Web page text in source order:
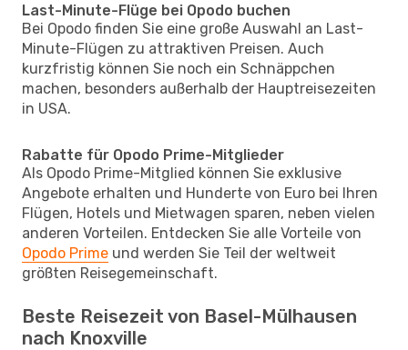
Last-Minute-Flüge bei Opodo buchen
Bei Opodo finden Sie eine große Auswahl an Last-
Minute-Flügen zu attraktiven Preisen. Auch
kurzfristig können Sie noch ein Schnäppchen
machen, besonders außerhalb der Hauptreisezeiten
in USA.
Rabatte für Opodo Prime-Mitglieder
Als Opodo Prime-Mitglied können Sie exklusive
Angebote erhalten und Hunderte von Euro bei Ihren
Flügen, Hotels und Mietwagen sparen, neben vielen
anderen Vorteilen. Entdecken Sie alle Vorteile von
Opodo Prime und werden Sie Teil der weltweit
größten Reisegemeinschaft.
Beste Reisezeit von Basel-Mülhausen
nach Knoxville